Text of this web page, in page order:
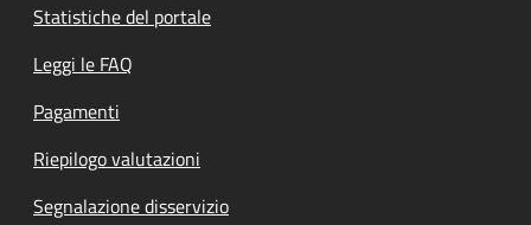
Statistiche del portale
Leggi le FAQ
Pagamenti
Riepilogo valutazioni
Segnalazione disservizio